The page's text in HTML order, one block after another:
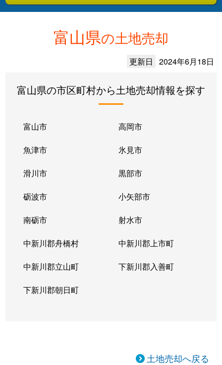
富山県の土地売却
更新日 2024年6月18日
富山県の市区町村から土地売却情報を探す
富山市 高岡市
魚津市 氷見市
滑川市 黒部市
砺波市 小矢部市
南砺市 射水市
中新川郡舟橋村 中新川郡上市町
中新川郡立山町 下新川郡入善町
下新川郡朝日町
土地売却へ戻る